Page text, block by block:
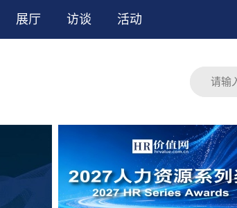
展厅 访谈 活动